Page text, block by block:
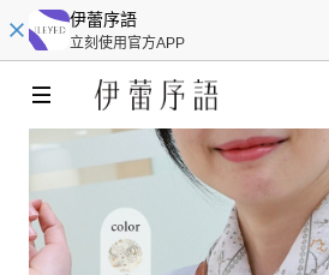
伊蕾序語
立刻使用官方APP